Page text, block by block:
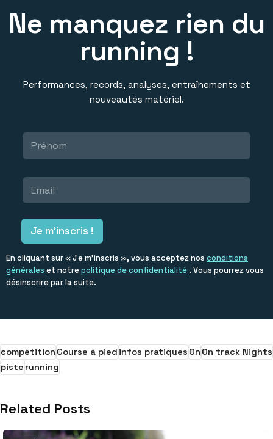
Ne manquez rien du
running !
Performances, records, analyses, entraînements et
nouveautés matériel.
u
E
a
l
L
a
y
P
é
o
*
E
a
i
*
Je m'inscris !
En cliquant sur « Je m’inscris », vous acceptez nos conditions
générales et notrepolitique de confidentialité . Vous pourrez vous
désinscrire par la suite.
compétitionCourse à piedinfos pratiquesOnOn track Nights
pisterunning
Related Posts